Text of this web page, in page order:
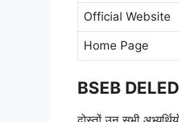
Official Website
Home Page
BSEB